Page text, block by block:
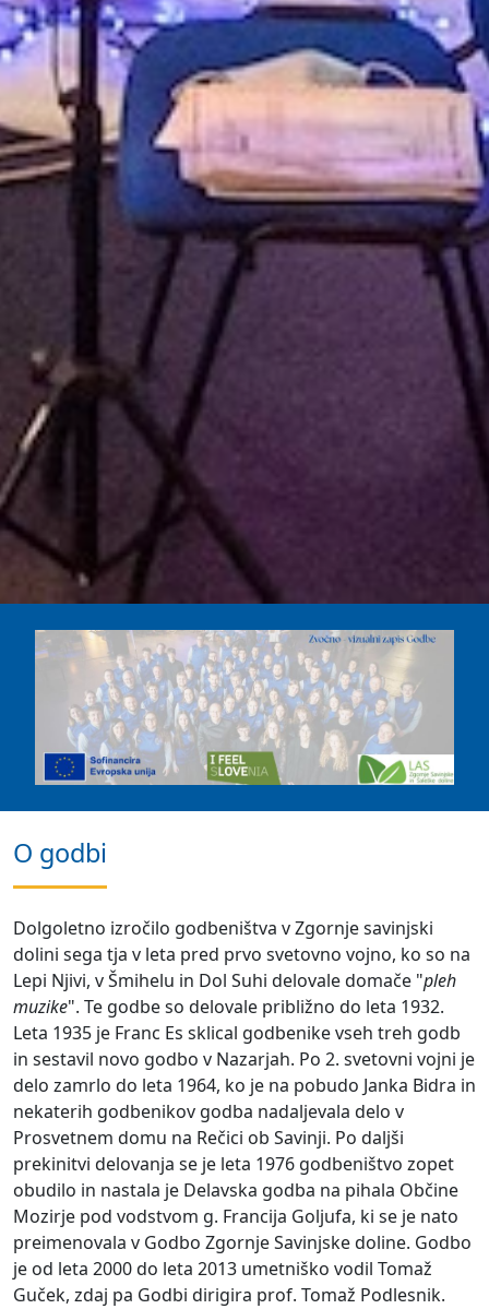
O godbi
Dolgoletno izročilo godbeništva v Zgornje savinjski
dolini sega tja v leta pred prvo svetovno vojno, ko so na
Lepi Njivi, v Šmihelu in Dol Suhi delovale domače "pleh
muzike". Te godbe so delovale približno do leta 1932.
Leta 1935 je Franc Es sklical godbenike vseh treh godb
in sestavil novo godbo v Nazarjah. Po 2. svetovni vojni je
delo zamrlo do leta 1964, ko je na pobudo Janka Bidra in
nekaterih godbenikov godba nadaljevala delo v
Prosvetnem domu na Rečici ob Savinji. Po daljši
prekinitvi delovanja se je leta 1976 godbeništvo zopet
obudilo in nastala je Delavska godba na pihala Občine
Mozirje pod vodstvom g. Francija Goljufa, ki se je nato
preimenovala v Godbo Zgornje Savinjske doline. Godbo
je od leta 2000 do leta 2013 umetniško vodil Tomaž
Guček, zdaj pa Godbi dirigira prof. Tomaž Podlesnik.